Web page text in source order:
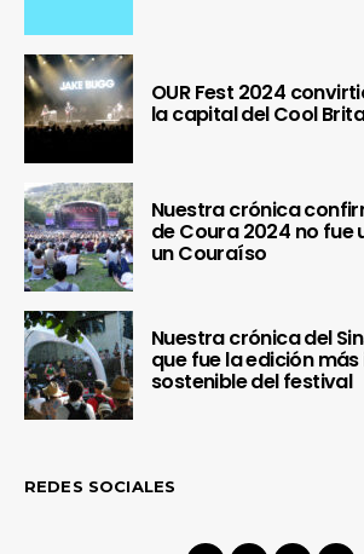
OUR Fest 2024
la capital del Cool
Nuestra crónica
de Coura 2024 no fue
un Couraíso
Nuestra crónica del
que fue la edición
sostenible del festival
REDES SOCIALES